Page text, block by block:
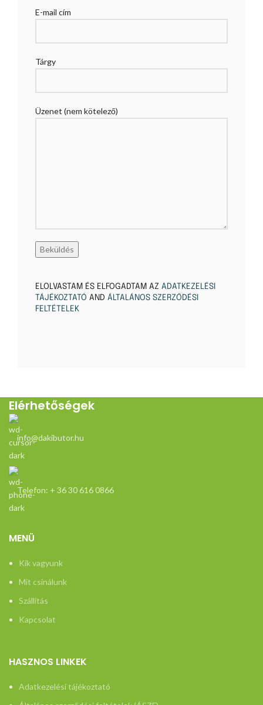
E-mail cím
Tárgy
Üzenet (nem kötelező)
ELOLVASTAM ÉS ELFOGADTAM AZ ADATKEZELÉSI
TÁJÉKOZTATÓ AND ÁLTALÁNOS SZERZŐDÉSI
FELTÉTELEK
Elérhetőségek
info@dakibutor.hu
Telefon: + 36 30 616 0866
MENÜ
Kik vagyunk
Mit csinálunk
Szállítás
Kapcsolat
HASZNOS LINKEK
Adatkezelési tájékoztató